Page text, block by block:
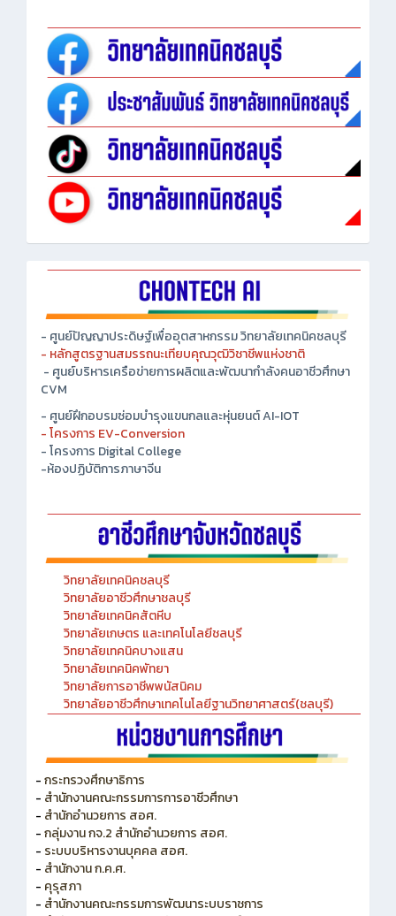
- ศูนย์ปัญญาประดิษฐ์เพื่ออุตสาหกรรม วิทยาลัยเทคนิคชลบุรี
- หลักสูตรฐานสมรรถนะเทียบคุณวุฒิวิชาชีพแห่งชาติ
- ศูนย์บริหารเครือข่ายการผลิตและพัฒนากำลังคนอาชีวศึกษา
CVM
- ศูนย์ฝึกอบรมซ่อมบำรุงแขนกลและหุ่นยนต์ AI-IOT
- โครงการ EV-Conversion
- โครงการ Digital College
-ห้องปฏิบัติการภาษาจีน
วิทยาลัยเทคนิคชลบุรี
วิทยาลัยอาชีวศึกษาชลบุรี
วิทยาลัยเทคนิคสัตหีบ
วิทยาลัยเกษตร และเทคโนโลยีชลบุรี
วิทยาลัยเทคนิคบางแสน
วิทยาลัยเทคนิคพัทยา
วิทยาลัยการอาชีพพนัสนิคม
วิทยาลัยอาชีวศึกษาเทคโนโลยีฐานวิทยาศาสตร์(ชลบุรี)
-กระทรวงศึกษาธิการ
- สำนักงานคณะกรรมการการอาชีวศึกษา
- สำนักอำนวยการ สอศ.
-กลุ่มงาน กจ.2 สำนักอำนวยการ สอศ.
- ระบบบริหารงานบุคคล สอศ.
- สำนักงาน ก.ค.ศ.
- คุรุสภา
- สำนักงานคณะกรรมการพัฒนาระบบราชการ